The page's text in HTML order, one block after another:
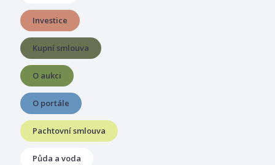
Investice
Kupní smlouva
O aukci
O portále
Pachtovní smlouva
Půda a voda